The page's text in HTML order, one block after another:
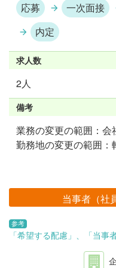
応募 一次面接
内定
求人数
2人
備考
業務の変更の範囲：会
勤務地の変更の範囲
当事者（社
参考
「希望する配慮」、「当